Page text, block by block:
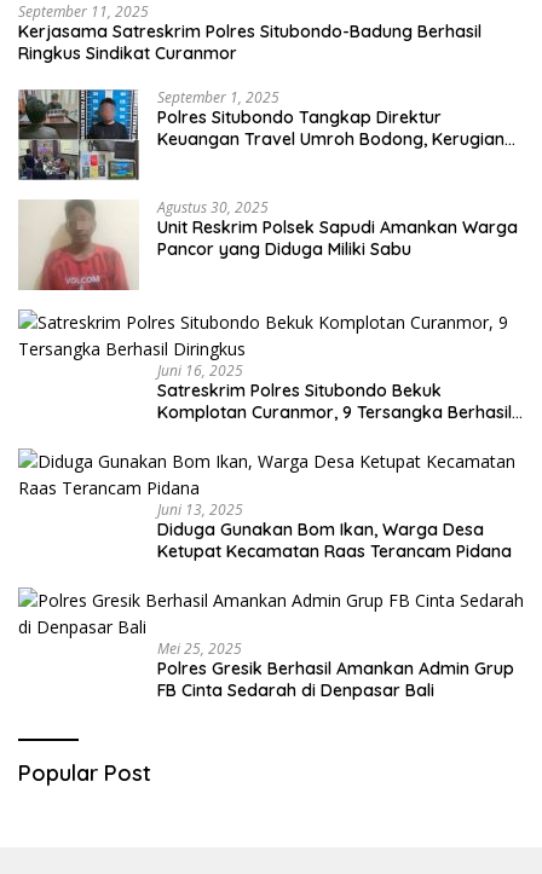
September 11, 2025
Kerjasama Satreskrim Polres Situbondo-Badung Berhasil
Ringkus Sindikat Curanmor
September 1, 2025
Polres Situbondo Tangkap Direktur
Keuangan Travel Umroh Bodong, Kerugian
Agustus 30, 2025
Unit Reskrim Polsek Sapudi Amankan Warga
Pancor yang Diduga Miliki Sabu
Juni 16, 2025
Satreskrim Polres Situbondo Bekuk
Komplotan Curanmor, 9 Tersangka Berhasil
Juni 13, 2025
Diduga Gunakan Bom Ikan, Warga Desa
Ketupat Kecamatan Raas Terancam Pidana
Mei 25, 2025
Polres Gresik Berhasil Amankan Admin Grup
FB Cinta Sedarah di Denpasar Bali
Popular Post